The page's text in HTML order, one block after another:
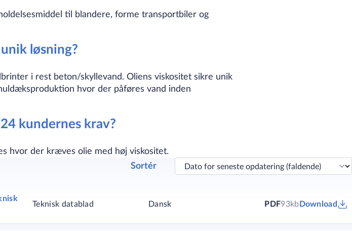
til blandere, forme transportbiler og
løsning?
i rest beton/skyllevand. Oliens viskositet sikre unik
hvor der påføres vand inden
kundernes krav?
hvor der kræves olie med høj viskositet.
Sortér
Teknisk datablad Dansk PDF93kb Download